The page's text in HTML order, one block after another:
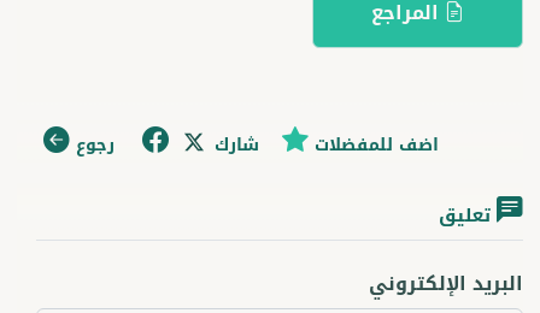
المراجع
رجوع شارك اضف للمفضلات
تعليق
البريد الإلكتروني